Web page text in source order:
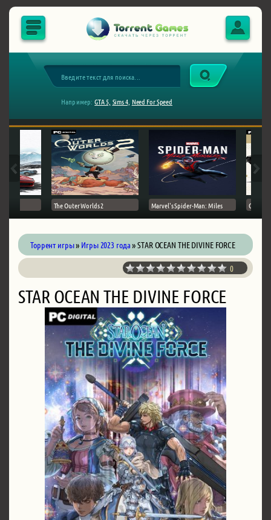
Например: GTA 5, Sims 4, Need For Speed
The Outer Worlds 2 Marvel's Spider-Man: Miles Ghost
Торрент игры» Игры 2023 года» STAR OCEAN THE DIVINE FORCE
0
STAR OCEAN THE DIVINE FORCE